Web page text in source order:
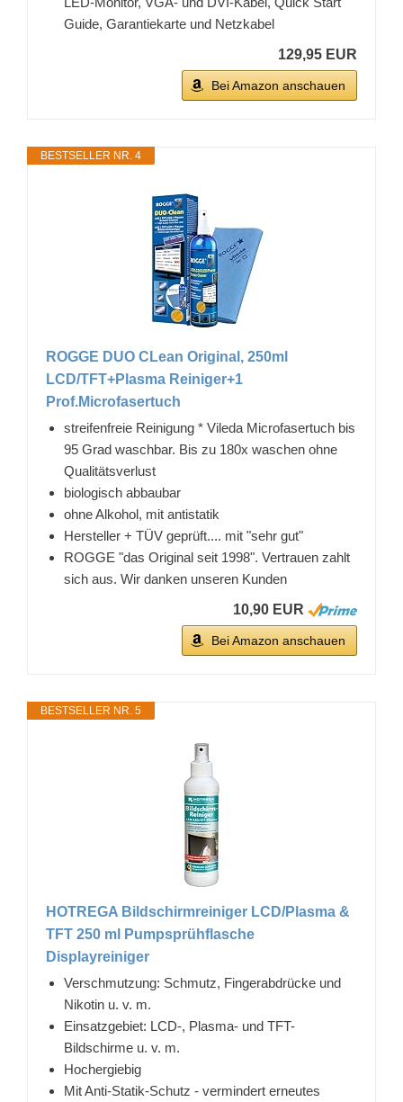
Guide, Garantiekarte und Netzkabel
129,95 EUR
Bei Amazon anschauen
BESTSELLER NR. 4
ROGGE DUO CLean Original, 250ml
LCD/TFT+Plasma Reiniger+1
Prof.Microfasertuch
streifenfreie Reinigung * Vileda Microfasertuch bis
95 Grad waschbar. Bis zu 180x waschen ohne
Qualitätsverlust
biologisch abbaubar
ohne Alkohol, mit antistatik
Hersteller + TÜV geprüft.... mit "sehr gut"
ROGGE "das Original seit 1998". Vertrauen zahlt
sich aus. Wir danken unseren Kunden
10,90 EUR
Bei Amazon anschauen
BESTSELLER NR. 5
HOTREGA Bildschirmreiniger LCD/Plasma &
TFT 250 ml Pumpsprühflasche
Displayreiniger
Verschmutzung: Schmutz, Fingerabdrücke und
Nikotin u. v. m.
Einsatzgebiet: LCD-, Plasma- und TFT-
Bildschirme u. v. m.
Hochergiebig
Mit Anti-Statik-Schutz - vermindert erneutes